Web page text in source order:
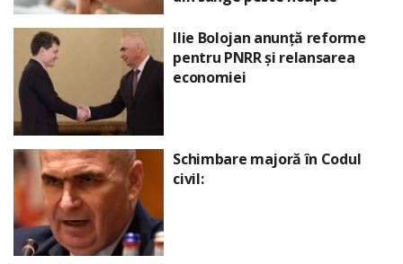
Ilie Bolojan anunță reforme
pentru PNRR și relansarea
economiei
Schimbare majoră în Codul
civil: